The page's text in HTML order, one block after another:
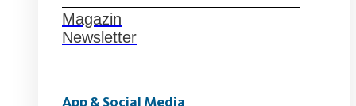
Magazin
Newsletter
App & Social Media